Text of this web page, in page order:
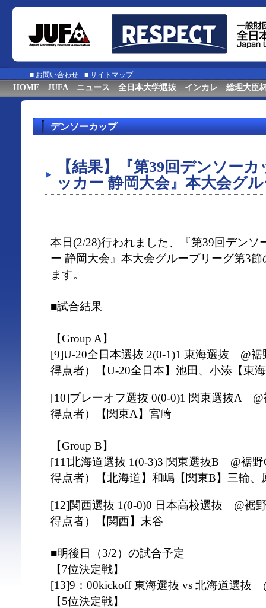
■ お問い合わせ ■ サイトマップ
HOME JUFA ニュース 全日本大学選抜 インカレ 総理大臣
デンソーカップ
【結果】『第39回デンソー
ッカー 静岡大会』本大会グ
本日(2/28)行われました、『第39回デンソ
ー 静岡大会』本大会グループリーグ第3
ます。
■試合結果
【Group A】
[9]U-20全日本選抜 2(0-1)1 東海選抜 @裾
得点者）【U-20全日本】池田、小湊【東
[10]プレーオフ選抜 0(0-0)1 関東選抜A
得点者）【関東A】宮﨑
【Group B】
[11]北海道選抜 1(0-3)3 関東選抜B @裾野
得点者）【北海道】和嶋【関東B】三輪、
[12]関西選抜 1(0-0)0 日本高校選抜 @裾
得点者）【関西】末谷
■明後日（3/2）の試合予定
【7位決定戦】
[13]9：00kickoff 東海選抜 vs 北海道選抜
【5位決定戦】